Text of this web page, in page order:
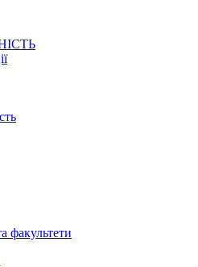
факультети